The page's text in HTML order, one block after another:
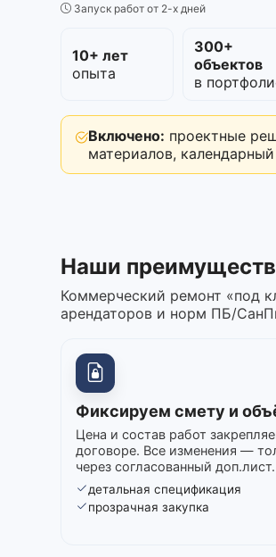
Запуск работ от 2-х дней
10+ лет
опыта
300+
объектов
в
Включено: проектные
материалов, календарный
Наши
Коммерческий ремонт «под
арендаторов и норм ПБ/
Фиксируем смету и
Цена и состав работ
договоре. Все изменения —
через согласованный доп.лист.
детальная спецификация
прозрачная закупка